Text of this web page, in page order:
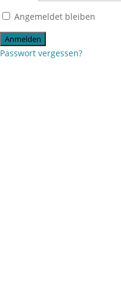
Angemeldet bleiben
Passwort vergessen?